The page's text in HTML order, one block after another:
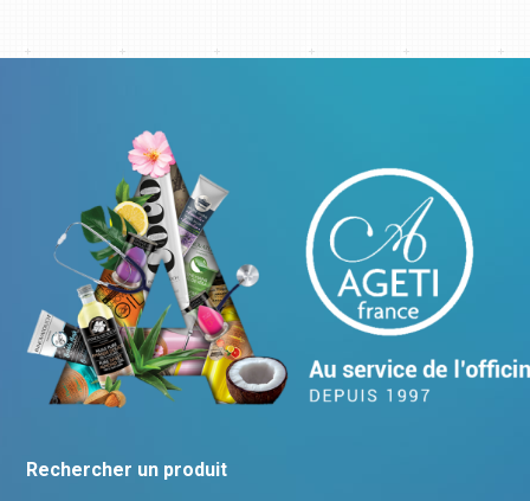
Rechercher un produit